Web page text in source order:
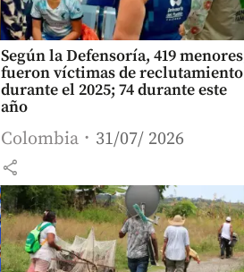
Según la Defensoría, 419 menores
fueron víctimas de reclutamiento
durante el 2025; 74 durante este
año
Colombia 31/07/ 2026
share